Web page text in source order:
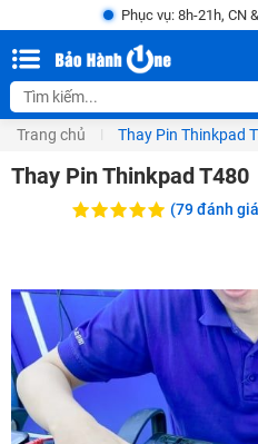
Phục vụ: 8h-21h, CN
Trang chủ Thay Pin Thinkpad
Thay Pin Thinkpad T480
(79 đánh